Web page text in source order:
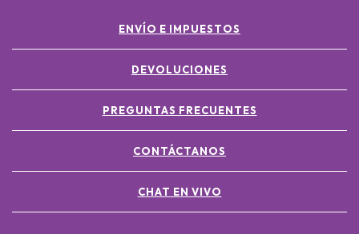
ENVÍO E IMPUESTOS
DEVOLUCIONES
PREGUNTAS FRECUENTES
CONTÁCTANOS
CHAT EN VIVO